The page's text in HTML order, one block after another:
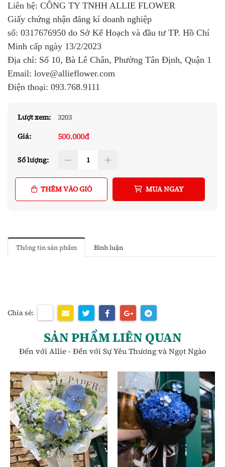
Liên hệ: CÔNG TY TNHH ALLIE FLOWER
Giấy chứng nhận đăng kí doanh nghiệp
số: 0317676950 do Sở Kế Hoạch và đầu tư TP. Hồ Chí
Minh cấp ngày 13/2/2023
Địa chỉ: Số 10, Bà Lê Chân, Phường Tân Định, Quận 1
Email: love@allieflower.com
Điện thoại: 093.768.9111
Lượt xem:
3203
Giá:
500.000đ
Số lượng:
THÊM VÀO GIỎ MUA NGAY
Thông tin sản phẩm Bình luận
Chia sẻ:
SẢN PHẨM LIÊN QUAN
Đến với Allie - Đến với Sự Yêu Thương và Ngọt Ngào